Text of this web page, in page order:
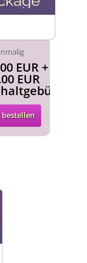
EUR +
EUR
bestellen